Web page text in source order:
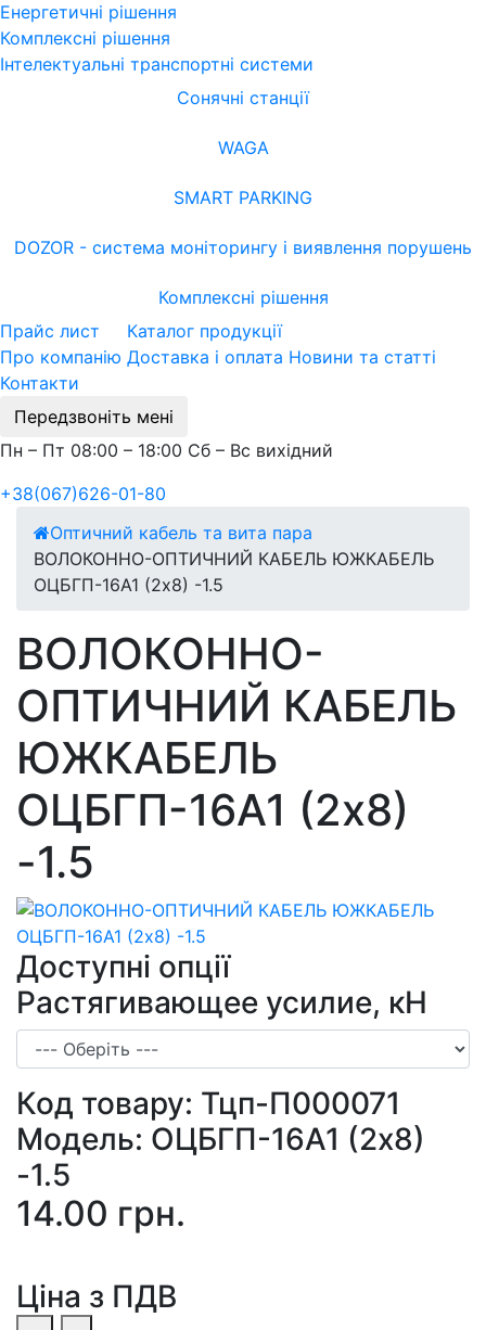
Енергетичні рішення
Комплексні рішення
Інтелектуальні транспортні системи
Сонячні станції
WAGA
SMART PARKING
DOZOR - система моніторингу і виявлення порушень
Комплексні рішення
Прайс лист
Каталог продукції
Про компанію Доставка і оплата Новини та статті
Контакти
Передзвоніть мені
Пн – Пт 08:00 – 18:00 Сб – Вс вихідний
+38(067)626-01-80
Оптичний кабель та вита пара
ВОЛОКОННО-ОПТИЧНИЙ КАБЕЛЬ ЮЖКАБЕЛЬ
ОЦБГП-16А1 (2х8) -1.5
ВОЛОКОННО-
ОПТИЧНИЙ КАБЕЛЬ
ЮЖКАБЕЛЬ
ОЦБГП-16А1 (2х8)
-1.5
Доступні опції
Растягивающее усилие, кН
Код товару: Тцп-П000071
Модель: ОЦБГП-16А1 (2х8)
-1.5
14.00 грн.
Ціна з ПДВ